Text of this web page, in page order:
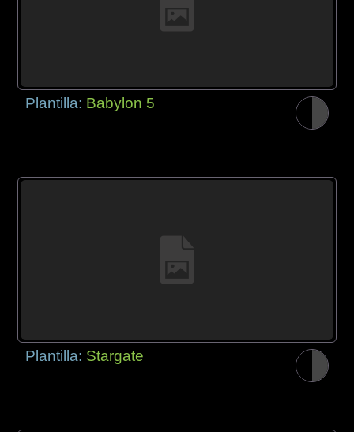
Plantilla: Babylon 5
Plantilla: Stargate